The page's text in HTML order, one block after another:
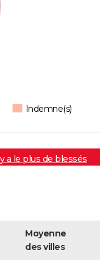
Indemne(s)
a le plus de blessés
Moyenne
des villes